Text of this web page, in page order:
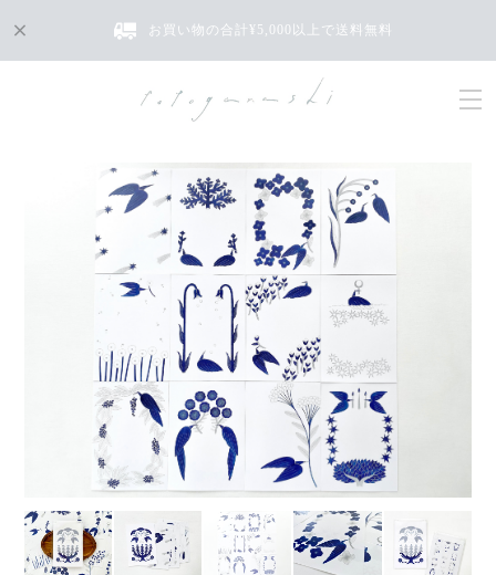
お買い物の合計¥5,000以上で送料無料